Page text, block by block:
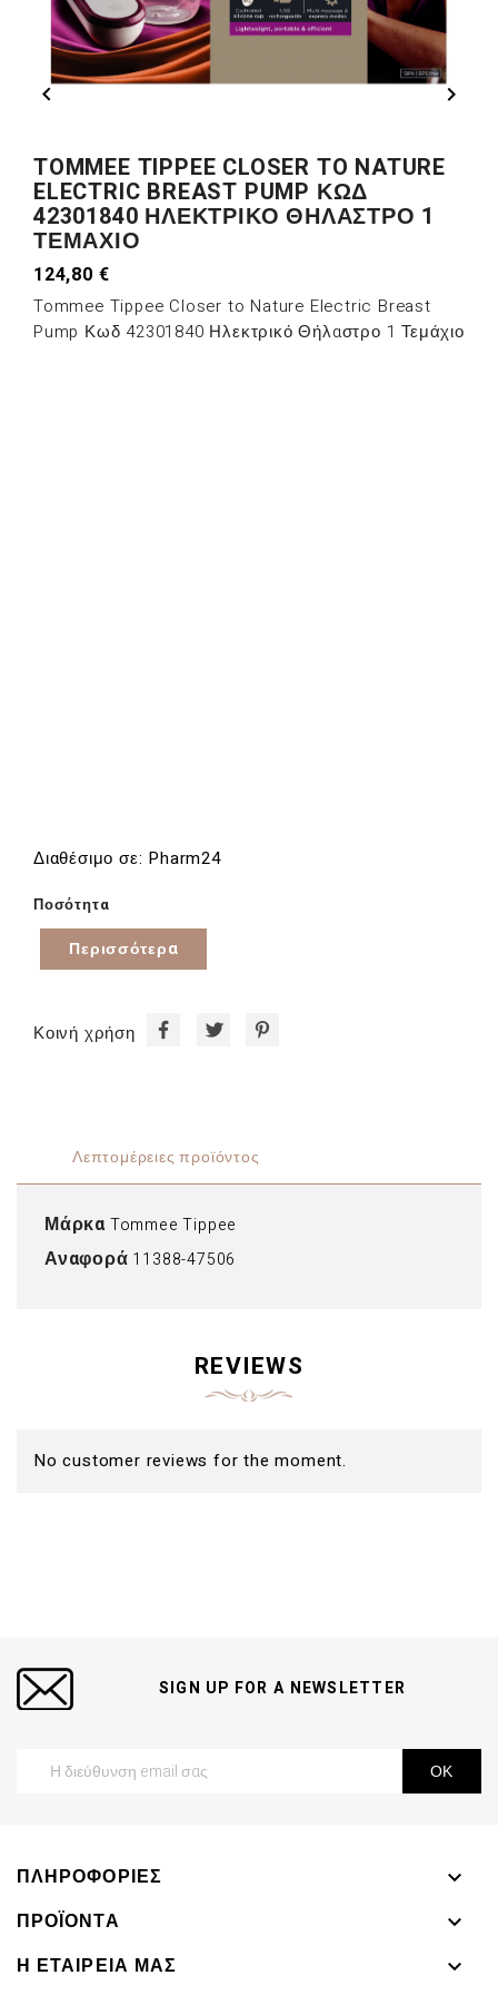
 
TOMMEE TIPPEE CLOSER TO NATURE
ELECTRIC BREAST PUMP ΚΩΔ
42301840 ΗΛΕΚΤΡΙΚΌ ΘΉΛΑΣΤΡΟ 1
ΤΕΜΆΧΙΟ
124,80 €
Tommee Tippee Closer to Nature Electric Breast
Pump Κωδ 42301840 Ηλεκτρικό Θήλαστρο 1 Τεμάχιο
Διαθέσιμο σε: Pharm24
Ποσότητα
Περισσότερα
Κοινή χρήση
Λεπτομέρειες προϊόντος
ΜάρκαTommee Tippee
Αναφορά 11388-47506
REVIEWS
No customer reviews for the moment.
SIGN UP FOR A NEWSLETTER
ΠΛΗΡΟΦΟΡΊΕΣ

ΠΡΟΪΌΝΤΑ

Η ΕΤΑΙΡΕΊΑ ΜΑΣ
